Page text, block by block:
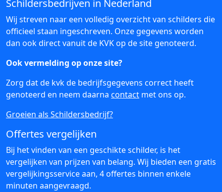
Schildersbedrijven in Nederland
Wij streven naar een volledig overzicht van schilders die
officieel staan ingeschreven. Onze gegevens worden
dan ook direct vanuit de KVK op de site genoteerd.
Ook vermelding op onze site?
Zorg dat de kvk de bedrijfsgegevens correct heeft
genoteerd en neem daarna contact met ons op.
Groeien als Schildersbedrijf?
Offertes vergelijken
Bij het vinden van een geschikte schilder, is het
vergelijken van prijzen van belang. Wij bieden een gratis
vergelijkingsservice aan, 4 offertes binnen enkele
minuten aangevraagd.